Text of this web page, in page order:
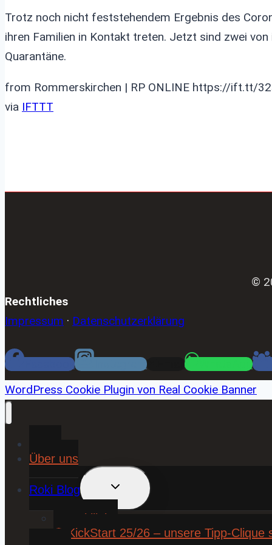
Trotz noch nicht feststehendem Ergebnis des
ihren Familien in Kontakt treten. Jetzt sind zwei
Quarantäne.
from Rommerskirchen | RP ONLINE https://ift.tt/
via IFTTT
©
Rechtliches
Impressum · Datenschutzerklärung
Facebook Instagram WhatsApp
WordPress Cookie Plugin von Real Cookie Banner
Über uns
Roki Blog
UNTERMENÜ
UMSCHALTEN
❤️ Rokiliebe
⚽ KickStart 25/26 – unsere Tipp-Clique